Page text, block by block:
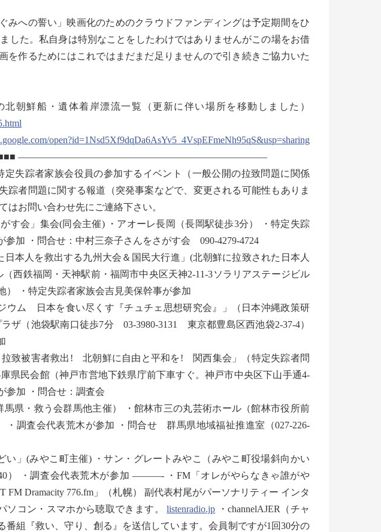
みへの誓い」映画化のためのクラウドファンディングは予定期間をひ
した。私自身は特別なことをしたわけではありませんがこの場をお借
を作るためにはこれではまだまだ足りませんので引き続きご協力いた
・遺体着岸漂流一覧（更新に伴い場所を移動しました）
open?id=1Nsd5Xf9dqDa6AsYv5_4VspEFmeNh95qS&usp=sharing
――――――――――――――――――――――――――
定失踪者家族会役員の参加するイベント（一般公開の拉致問題に関係
踪者問題に関する報道（突発事案などで、変更される可能性もありま
お問い合わせ先にご連絡下さい。
す会」集会(同会主催) ・アオーレ長岡（長岡駅徒歩3分） ・特定失踪
参加 ・問合せ：中村三奈子さんをさがす会 090-4279-4724
本人を救出する九州大会＆国民大行進」(北朝鮮に拉致された日本人
西鉄福岡・天神駅前・福岡市中央区天神2-11-3ソラリアステージビル
） ・特定失踪者家族会吉見美保幹事が参加
ウム 日本を食い尽くす『チュチェ思想研究会』」（日本沖縄政策研
ザ（池袋駅南口徒歩7分 03-3980-3131 東京都豊島区西池袋2-37-4）
致被害者救出! 北朝鮮に自由と平和を! 関西集会」（特定失踪者問
県民会館（神戸市営地下鉄県庁前下車すぐ。神戸市中央区下山手通4-
参加 ・問合せ：調査会
県・救う会群馬他主催） ・館林市三の丸芸術ホール（館林市役所前
・調査会代表荒木が参加 ・問合せ 群馬県地域福祉推進室（027-226-
い」(みやこ町主催) ・サン・グレートみやこ（みやこ町役場斜向かい
） ・調査会代表荒木が参加 ———- ・FM「オレがやらなきゃ誰がや
FM Dramacity 776.fm」（札幌） 副代表村尾がパーソナリティー インタ
ソコン・スマホから聴取できます。listenradio.jp ・channelAJER（チャ
組『救い、守り、創る』を送信しています。会員制ですが1回30分の